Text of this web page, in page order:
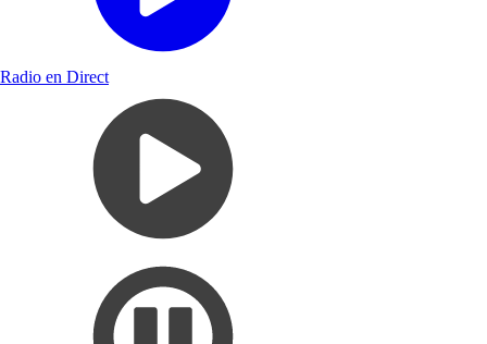
Radio en Direct